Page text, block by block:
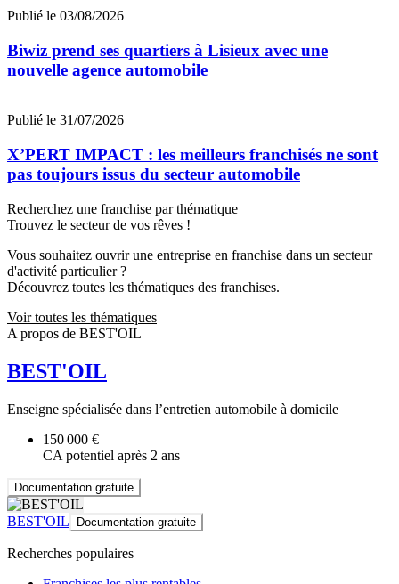
Publié le 03/08/2026
Biwiz prend ses quartiers à Lisieux avec une
nouvelle agence automobile
Publié le 31/07/2026
X’PERT IMPACT : les meilleurs franchisés ne sont
pas toujours issus du secteur automobile
Recherchez une franchise par thématique
Trouvez le secteur de vos rêves !
Vous souhaitez ouvrir une entreprise en franchise dans un secteur
d'activité particulier ?
Découvrez toutes les thématiques des franchises.
Voir toutes les thématiques
A propos de BEST'OIL
BEST'OIL
Enseigne spécialisée dans l’entretien automobile à domicile
150 000 €
CA potentiel après 2 ans
Documentation gratuite
BEST'OIL Documentation gratuite
Recherches populaires